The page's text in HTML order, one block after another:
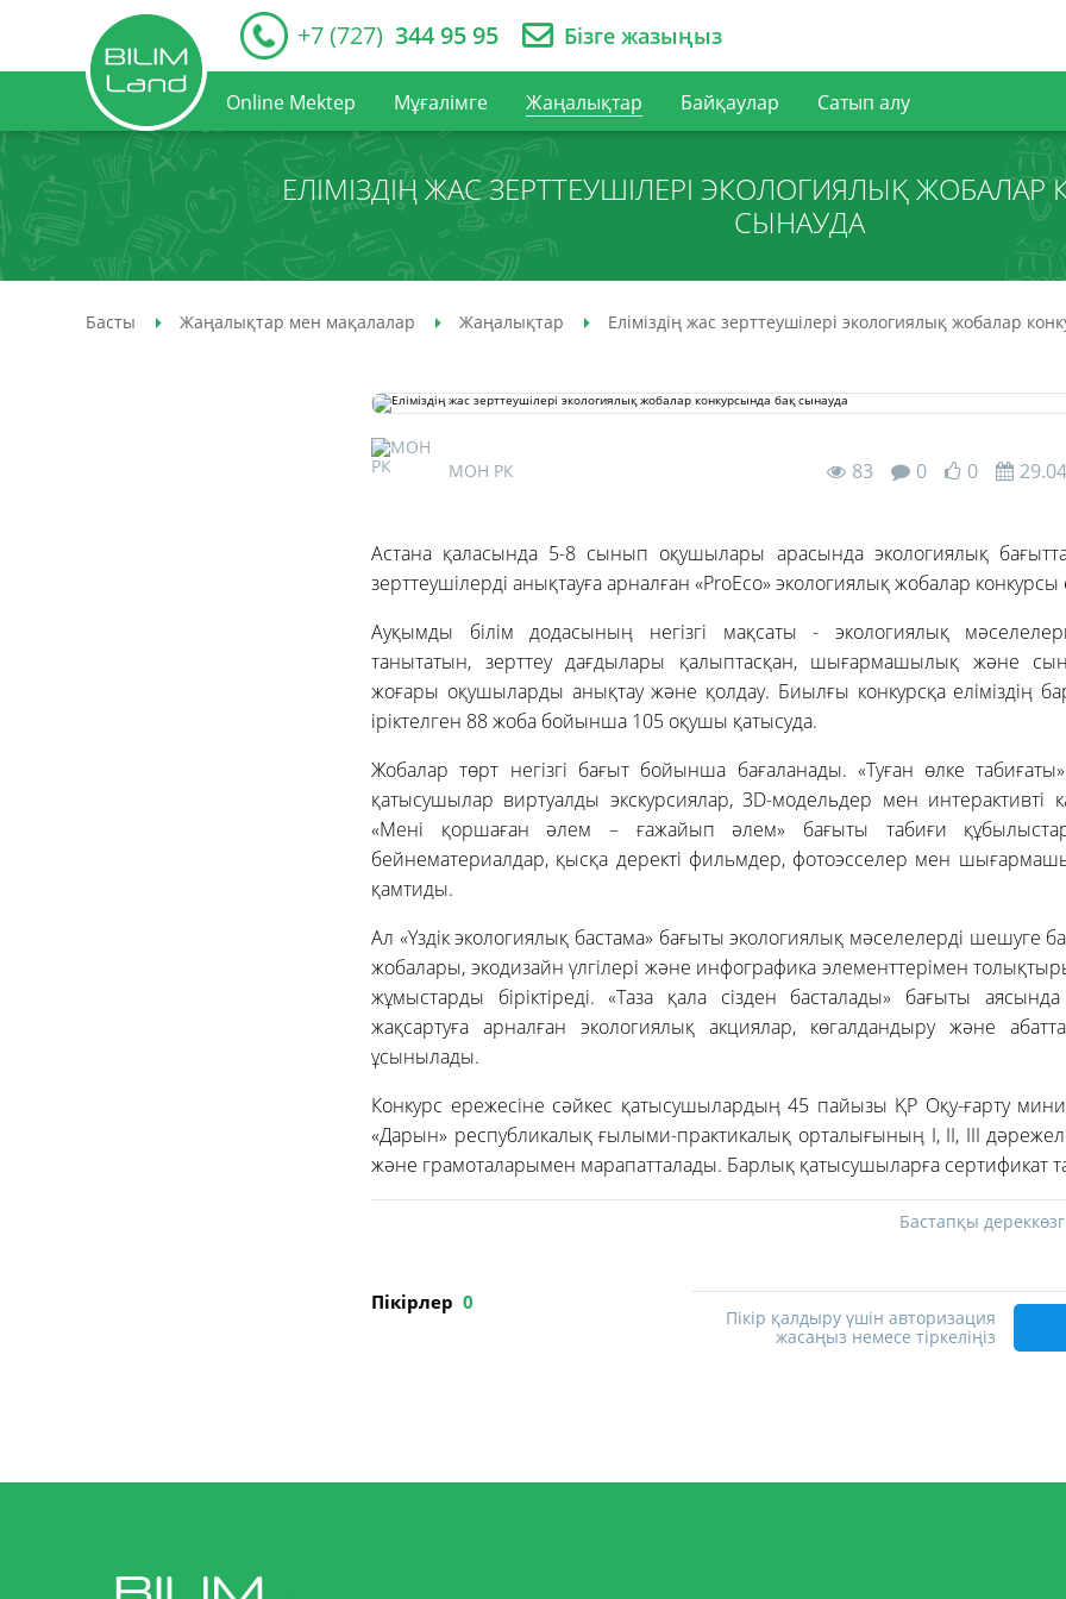
+7 (727) 344 95 95 Бізге жазыңыз
Online Mektep Мұғалімге Жаңалықтар Байқаулар Сатып алу
ЕЛІМІЗДІҢ ЖАС ЗЕРТТЕУШІЛЕРІ ЭКОЛОГИЯЛЫҚ
СЫНАУДА
Басты Жаңалықтар мен мақалалар Жаңалықтар Еліміздің жас зерттеушілері экологиялық жобалар
МОН РК 83 0 0
Астана қаласында 5-8 сынып оқушылары арасында экологиялық
зерттеушілерді анықтауға арналған «ProEco» экологиялық жобалар
Ауқымды білім додасының негізгі мақсаты - экологиялық
танытатын, зерттеу дағдылары қалыптасқан, шығармашылық және
жоғары оқушыларды анықтау және қолдау. Биылғы конкурсқа еліміздің
іріктелген 88 жоба бойынша 105 оқушы қатысуда.
Жобалар төрт негізгі бағыт бойынша бағаланады. «Туған өлке
қатысушылар виртуалды экскурсиялар, 3D-модельдер мен интерактивті
«Мені қоршаған әлем – ғажайып әлем» бағыты табиғи
бейнематериалдар, қысқа деректі фильмдер, фотоэсселер мен
қамтиды.
Ал «Үздік экологиялық бастама» бағыты экологиялық мәселелерді шешуге
жобалары, экодизайн үлгілері және инфографика элементтерімен
жұмыстарды біріктіреді. «Таза қала сізден басталады» бағыты
жақсартуға арналған экологиялық акциялар, көгалдандыру және
ұсынылады.
Конкурс ережесіне сәйкес қатысушылардың 45 пайызы ҚР Оқу-ғарту
«Дарын» республикалық ғылыми-практикалық орталығының I, II, III
және грамоталарымен марапатталады. Барлық қатысушыларға сертификат
Бастапқы
Пікірлер 0
Пікір қалдыру үшін авторизация
жасаңыз немесе тіркеліңіз